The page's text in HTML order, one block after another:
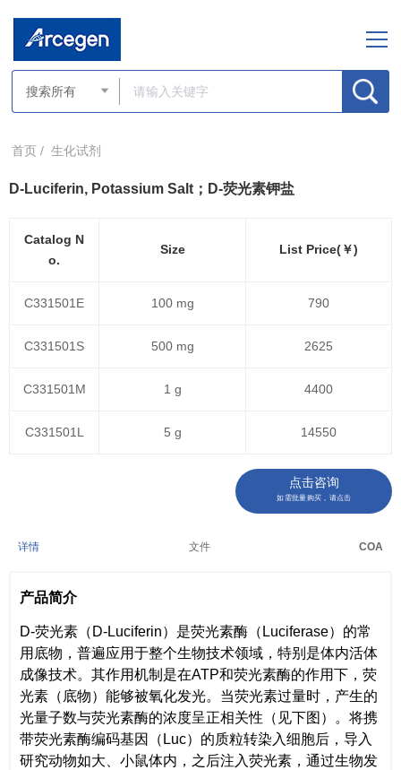
首页 / 生化试剂
D-Luciferin, Potassium Salt；D-荧光素钾盐
Catalog N
o.
Size List Price(￥)
C331501E 100 mg 790
C331501S 500 mg 2625
C331501M 1 g 4400
C331501L 5 g 14550
点击咨询
如需批量购买，请点击
详情 文件 COA
产品简介
D-荧光素（D-Luciferin）是荧光素酶（Luciferase）的常
用底物，普遍应用于整个生物技术领域，特别是体内活体
成像技术。其作用机制是在ATP和荧光素酶的作用下，荧
光素（底物）能够被氧化发光。当荧光素过量时，产生的
光量子数与荧光素酶的浓度呈正相关性（见下图）。将携
带荧光素酶编码基因（Luc）的质粒转染入细胞后，导入
研究动物如大、小鼠体内，之后注入荧光素，通过生物发